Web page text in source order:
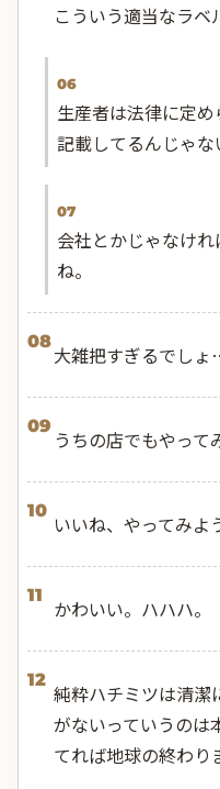
こういう適当なラベ
06
生産者は法律に定
記載してるんじゃな
07
会社とかじゃなけ
ね。
08
大雑把すぎるでし
09
うちの店でもやって
10
いいね、やってみよ
11
かわいい。ハハハ。
12
純粋ハチミツは清潔
がないっていうのは
てれば地球の終わり